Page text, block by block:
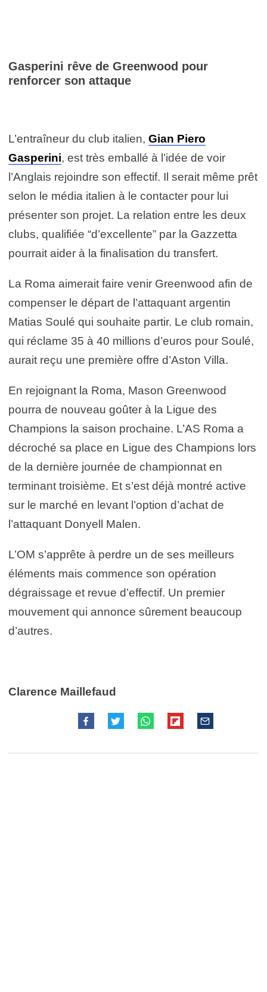
Gasperini rêve de Greenwood pour
renforcer son attaque
L’entraîneur du club italien, Gian Piero
Gasperini, est très emballé à l’idée de voir
l’Anglais rejoindre son effectif. Il serait même prêt
selon le média italien à le contacter pour lui
présenter son projet. La relation entre les deux
clubs, qualifiée “d’excellente” par la Gazzetta
pourrait aider à la finalisation du transfert.
La Roma aimerait faire venir Greenwood afin de
compenser le départ de l’attaquant argentin
Matias Soulé qui souhaite partir. Le club romain,
qui réclame 35 à 40 millions d’euros pour Soulé,
aurait reçu une première offre d’Aston Villa.
En rejoignant la Roma, Mason Greenwood
pourra de nouveau goûter à la Ligue des
Champions la saison prochaine. L’AS Roma a
décroché sa place en Ligue des Champions lors
de la dernière journée de championnat en
terminant troisième. Et s’est déjà montré active
sur le marché en levant l’option d’achat de
l’attaquant Donyell Malen.
L’OM s’apprête à perdre un de ses meilleurs
éléments mais commence son opération
dégraissage et revue d’effectif. Un premier
mouvement qui annonce sûrement beaucoup
d’autres.
Clarence Maillefaud